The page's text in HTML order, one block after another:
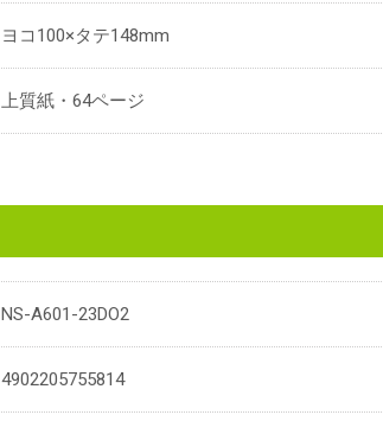
ヨコ100×タテ148mm
上質紙・64ページ
NS-A601-23DO2
4902205755814